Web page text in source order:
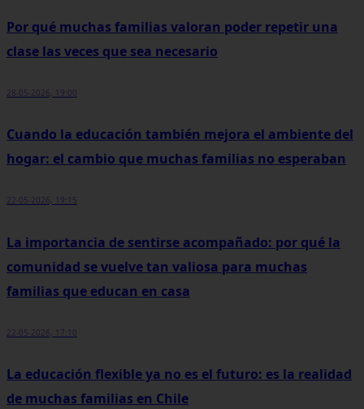
Por qué muchas familias valoran poder repetir una
clase las veces que sea necesario
28-05-2026, 19:00
Cuando la educación también mejora el ambiente del
hogar: el cambio que muchas familias no esperaban
22-05-2026, 19:15
La importancia de sentirse acompañado: por qué la
comunidad se vuelve tan valiosa para muchas
familias que educan en casa
22-05-2026, 17:10
La educación flexible ya no es el futuro: es la realidad
de muchas familias en Chile